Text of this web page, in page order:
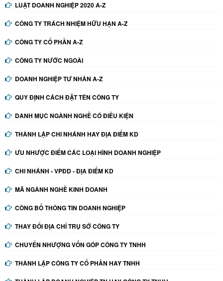
LUẬT DOANH NGHIỆP 2020 A-Z
CÔNG TY TRÁCH NHIỆM HỮU HẠN A-Z
CÔNG TY CỔ PHẦN A-Z
CÔNG TY NƯỚC NGOÀI
DOANH NGHIỆP TƯ NHÂN A-Z
QUY ĐỊNH CÁCH ĐẶT TÊN CÔNG TY
DANH MỤC NGÀNH NGHỀ CÓ ĐIỀU KIỆN
THÀNH LẬP CHI NHÁNH HAY ĐỊA ĐIỂM KD
ƯU NHƯỢC ĐIỂM CÁC LOẠI HÌNH DOANH NGHIỆP
CHI NHÁNH - VPĐD - ĐỊA ĐIỂM KD
MÃ NGÀNH NGHỀ KINH DOANH
CÔNG BỐ THÔNG TIN DOANH NGHIỆP
THAY ĐỔI ĐỊA CHỈ TRỤ SỞ CÔNG TY
CHUYỂN NHƯỢNG VỐN GÓP CÔNG TY TNHH
THÀNH LẬP CÔNG TY CỔ PHẦN HAY TNHH